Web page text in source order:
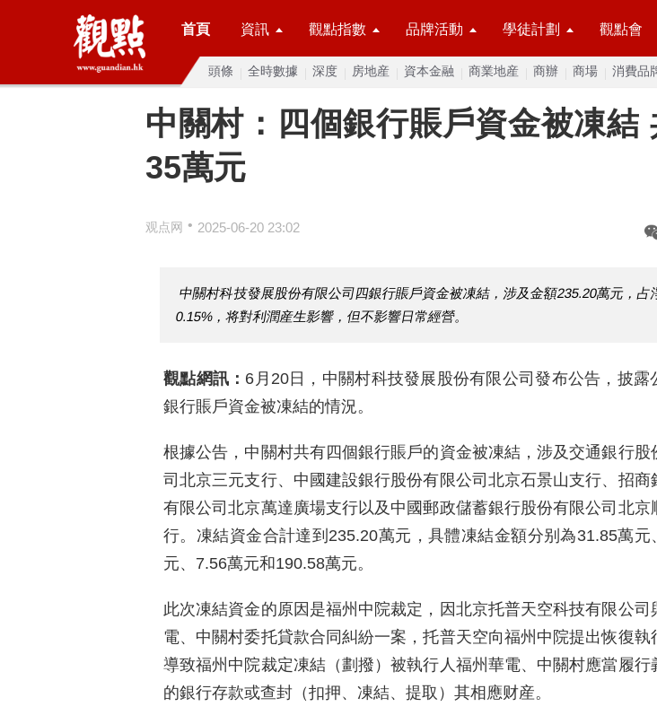
首頁 資訊 觀點指數 品牌活動 學徒計劃 觀點會
頭條 全時數據 深度 房地産 資本金融 商業地産 商辦 商場 消費品
中關村：四個銀行賬戶資金被凍結
35萬元
观点网 • 2025-06-20 23:02
中關村科技發展股份有限公司四銀行賬戶資金被凍結，涉及金額235.20萬元，占
0.15%，将對利潤産生影響，但不影響日常經營。
觀點網訊： 6月20日，中關村科技發展股份有限公司發布公告，披露
銀行賬戶資金被凍結的情況。
根據公告，中關村共有四個銀行賬戶的資金被凍結，涉及交通銀行股
司北京三元支行、中國建設銀行股份有限公司北京石景山支行、招商
有限公司北京萬達廣場支行以及中國郵政儲蓄銀行股份有限公司北京
行。凍結資金合計達到235.20萬元，具體凍結金額分别為31.85萬元
元、7.56萬元和190.58萬元。
此次凍結資金的原因是福州中院裁定，因北京托普天空科技有限公司
電、中關村委托貸款合同糾紛一案，托普天空向福州中院提出恢復執
導致福州中院裁定凍結（劃撥）被執行人福州華電、中關村應當履行
的銀行存款或查封（扣押、凍結、提取）其相應财産。